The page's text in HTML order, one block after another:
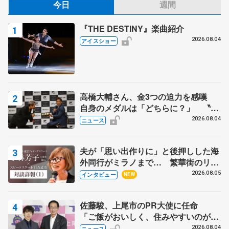
今日 週間
『THE DESTINY』楽曲紹介
アイスショー 2026.08.04
高橋大輔さん、金3つの迫力を感嘆
自身のメダルは「どちらに？」 〝リ
ス兄弟〟オリンピック3連覇の野村忠
ニュース 2026.08.04
夫が「思い出作りに」と後押しした海
外同行がミラノまで… 繁華街のリン
クでは不良のお兄さんも味方に 小林
インタビュー NEW 2026.08.05
佐藤駿、上尾市のPR大使に任命
「ご飯がおいしく、住みやすいのが魅
2026.08.04